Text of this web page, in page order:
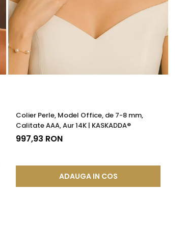
Colier Perle, Model Office, de 7-8 mm,
Calitate AAA, Aur 14K | KASKADDA®
997,93 RON
ADAUGA IN COS